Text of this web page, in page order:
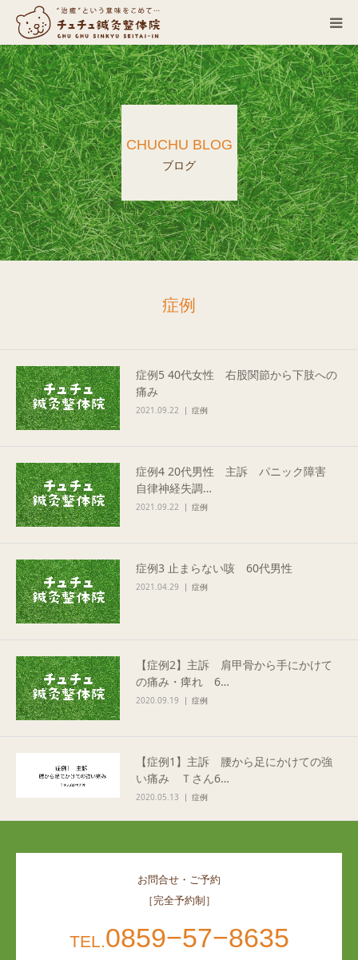
CHUCHU BLOG
ブログ
症例
症例5 40代女性 右股関節から下肢への
痛み
2021.09.22 症例
症例4 20代男性 主訴 パニック障害
自律神経失調…
2021.09.22 症例
症例3 止まらない咳 60代男性
2021.04.29 症例
【症例2】主訴 肩甲骨から手にかけて
の痛み・痺れ 6…
2020.09.19 症例
【症例1】主訴 腰から足にかけての強
い痛み Ｔさん6…
2020.05.13 症例
お問合せ・ご予約
［完全予約制］
TEL. 0859−57−8635
当院について
診療科目
営業カレンダー
お客さまの声
症例
Q&A
ご予約・お問合せ